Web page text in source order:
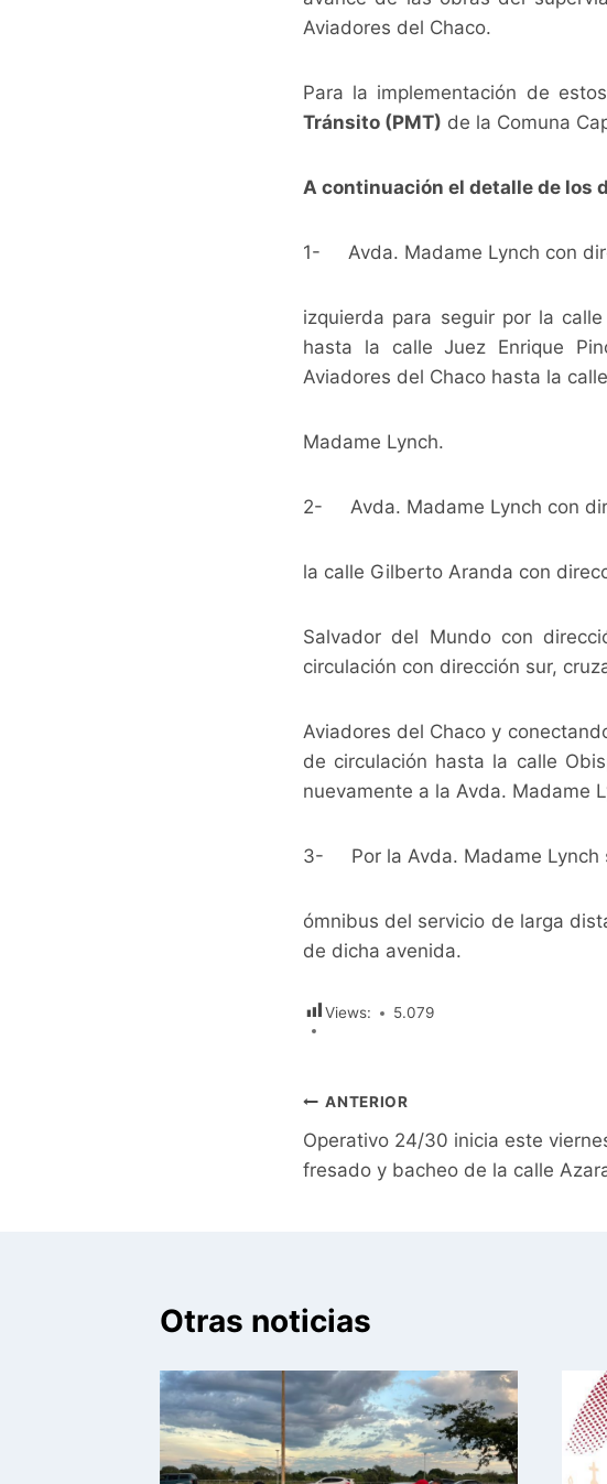
b
o
k
A
p
Li
k
Aviadores del Chaco.
Para la implementación de
Tránsito (PMT) de la Comuna
A continuación el detalle de los
1- Avda. Madame Lynch con
izquierda para seguir por la
hasta la calle Juez Enrique
Aviadores del Chaco hasta la
Madame Lynch.
2- Avda. Madame Lynch con
la calle Gilberto Aranda con
Salvador del Mundo con
circulación con dirección sur,
Aviadores del Chaco y
de circulación hasta la calle
nuevamente a la Avda. Madame
3- Por la Avda. Madame Lynch
ómnibus del servicio de larga
de dicha avenida.
Views: 5.079
Navegación
de
ANTERIOR
Operativo 24/30 inicia este
fresado y bacheo de la calle
Otras noticias